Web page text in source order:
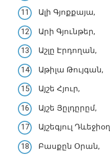
Ալի Գյոքքայա,
Արի Գյունթեր,
Աշլը Էրդողան,
Աթիլա Թույգան,
Այշե Հյուր,
Այշե Յըլդըրըմ,
Այշեգյուլ
Բասքըն Օրան,